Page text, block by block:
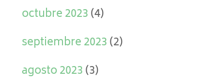
octubre 2023(4)
septiembre 2023(2)
agosto 2023(3)